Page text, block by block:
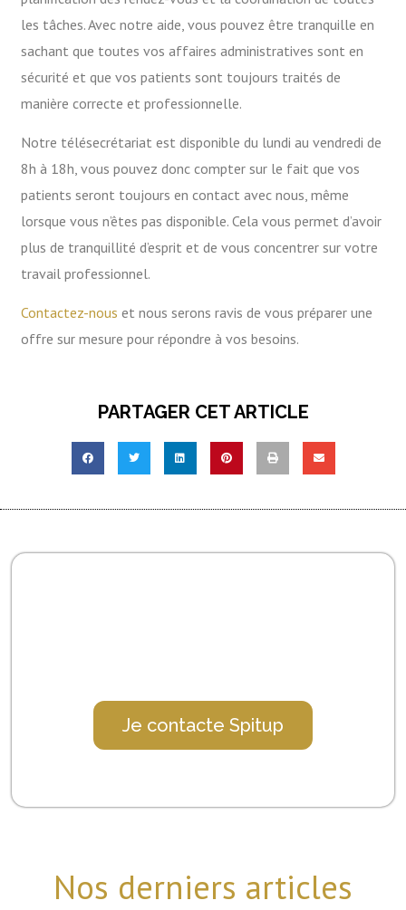
les tâches. Avec notre aide, vous pouvez être tranquille en
sachant que toutes vos affaires administratives sont en
sécurité et que vos patients sont toujours traités de
manière correcte et professionnelle.
Notre télésecrétariat est disponible du lundi au vendredi de
8h à 18h, vous pouvez donc compter sur le fait que vos
patients seront toujours en contact avec nous, même
lorsque vous n’êtes pas disponible. Cela vous permet d’avoir
plus de tranquillité d’esprit et de vous concentrer sur votre
travail professionnel.
Contactez-nous et nous serons ravis de vous préparer une
offre sur mesure pour répondre à vos besoins.
PARTAGER CET ARTICLE
Je contacte Spitup
Nos derniers articles